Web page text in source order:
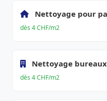
Nettoyage pour
dès 4 CHF/m2
Nettoyage
dès 4 CHF/m2